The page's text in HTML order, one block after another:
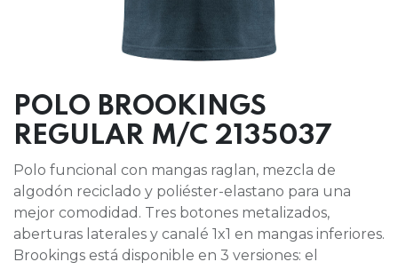
POLO BROOKINGS
REGULAR M/C 2135037
Polo funcional con mangas raglan, mezcla de
algodón reciclado y poliéster-elastano para una
mejor comodidad. Tres botones metalizados,
aberturas laterales y canalé 1x1 en mangas inferiores.
Brookings está disponible en 3 versiones: el